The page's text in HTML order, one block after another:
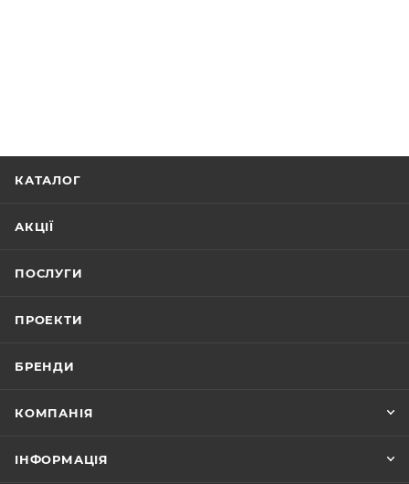
КАТАЛОГ
АКЦІЇ
ПОСЛУГИ
ПРОЕКТИ
БРЕНДИ
КОМПАНІЯ
ІНФОРМАЦІЯ